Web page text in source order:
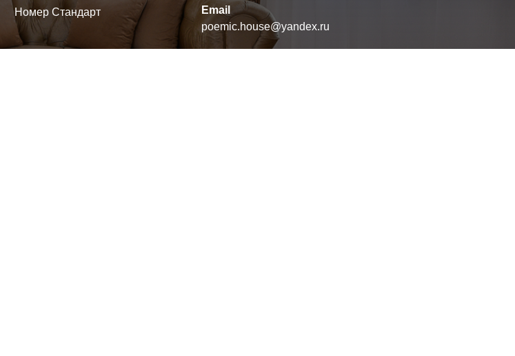
Номер Стандарт
Email
poemic.house@yandex.ru